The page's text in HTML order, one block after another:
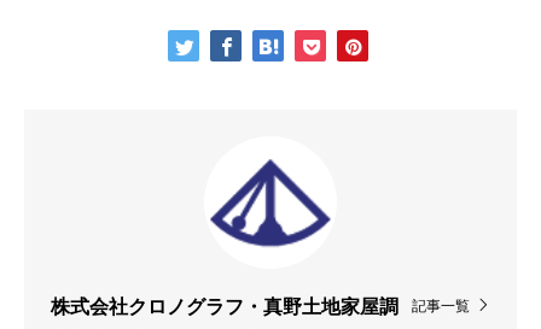
記事一覧
株式会社クロノグラフ・真野土地家屋調